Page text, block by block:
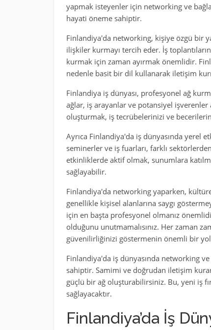
yapmak isteyenler için networking ve
hayati öneme sahiptir.
Finlandiya'da networking, kişiye özgü bir
ilişkiler kurmayı tercih eder. İş
kurmak için zaman ayırmak önemlidir.
nedenle basit bir dil kullanarak iletişim
Finlandiya iş dünyası, profesyonel ağ
ağlar, iş arayanlar ve potansiyel
oluşturmak, iş tecrübelerinizi ve
Ayrıca Finlandiya'da iş dünyasında yerel
seminerler ve iş fuarları, farklı
etkinliklerde aktif olmak, sunumlara
sağlayabilir.
Finlandiya'da networking yaparken,
genellikle kişisel alanlarına saygı
için en başta profesyonel olmanız
olduğunu unutmamalısınız. Her zaman
güvenilirliğinizi göstermenin önemli bir
Finlandiya'da iş dünyasında networking
sahiptir. Samimi ve doğrudan iletişim
güçlü bir ağ oluşturabilirsiniz. Bu, yeni iş
sağlayacaktır.
Finlandiya’da İş